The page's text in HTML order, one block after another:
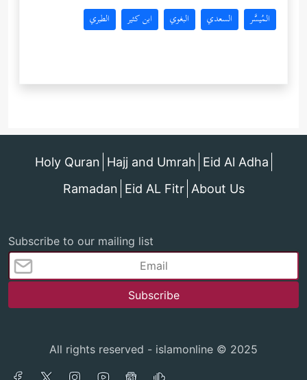
المُيسَّر السعدي البغوي ابن كثير الطبري
Holy Quran Hajj and Umrah Eid Al Adha
Ramadan Eid AL Fitr About Us
Subscribe to our mailing list
All rights reserved - islamonline © 2025